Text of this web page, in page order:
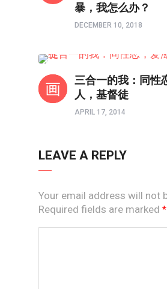
暴，我怎么办？
DECEMBER 10, 2018
三合一的我：同性
人，基督徒
APRIL 17, 2014
LEAVE A REPLY
Your email address will not
Required fields are marked *